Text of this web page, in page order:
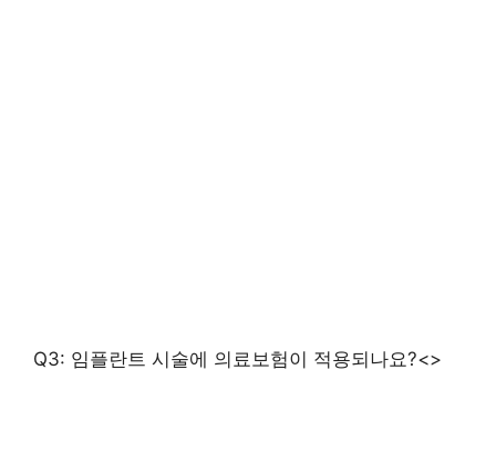
Q3: 임플란트 시술에 의료보험이 적용되나요?<>